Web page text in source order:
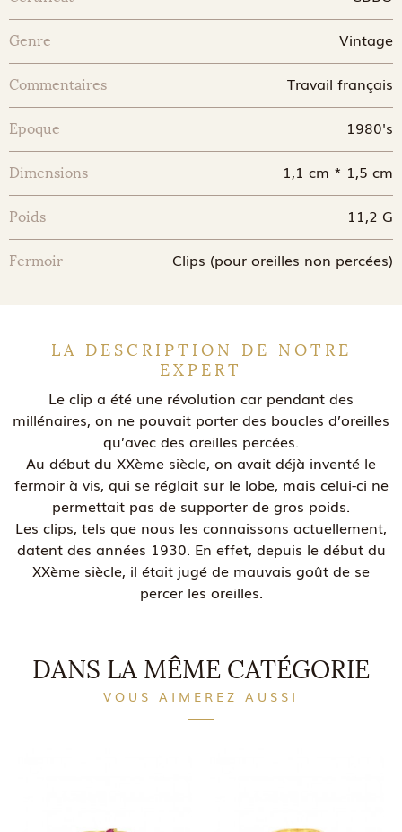
Genre Vintage
Commentaires Travail français
Epoque 1980's
Dimensions 1,1 cm * 1,5 cm
Poids 11,2 G
Fermoir Clips (pour oreilles non percées)
LA DESCRIPTION DE NOTRE
EXPERT
Le clip a été une révolution car pendant des
millénaires, on ne pouvait porter des boucles d’oreilles
qu’avec des oreilles percées.
Au début du XXème siècle, on avait déjà inventé le
fermoir à vis, qui se réglait sur le lobe, mais celui-ci ne
permettait pas de supporter de gros poids.
Les clips, tels que nous les connaissons actuellement,
datent des années 1930. En effet, depuis le début du
XXème siècle, il était jugé de mauvais goût de se
percer les oreilles.
DANS LA MÊME CATÉGORIE
VOUS AIMEREZ AUSSI